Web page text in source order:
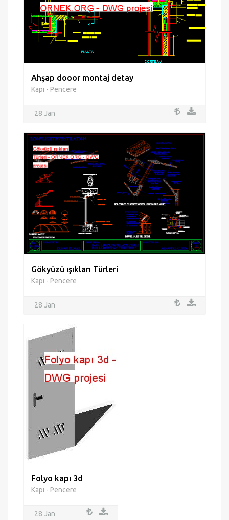
Ahşap dooor montaj detay
Kapı - Pencere
28 Jan
Gökyüzü ışıkları Türleri
Kapı - Pencere
28 Jan
Folyo kapı 3d
Kapı - Pencere
28 Jan